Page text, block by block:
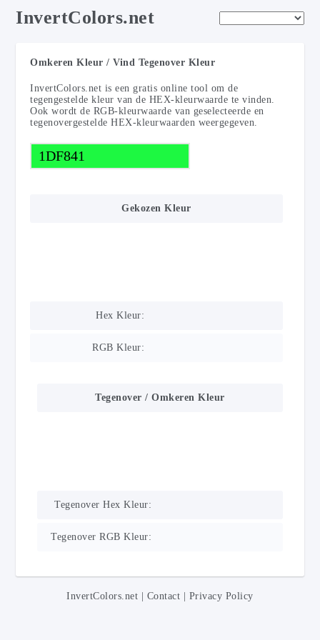
InvertColors.net
Omkeren Kleur / Vind Tegenover Kleur
InvertColors.net is een gratis online tool om de
tegengestelde kleur van de HEX-kleurwaarde te vinden.
Ook wordt de RGB-kleurwaarde van geselecteerde en
tegenovergestelde HEX-kleurwaarden weergegeven.
Gekozen Kleur
Hex Kleur:
RGB Kleur:
Tegenover / Omkeren Kleur
Tegenover Hex Kleur:
Tegenover RGB Kleur:
InvertColors.net Contact Privacy Policy